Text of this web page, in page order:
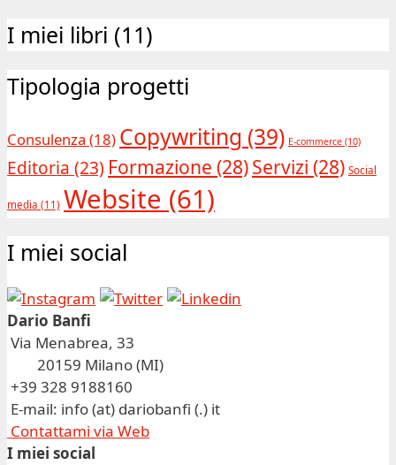
Archivio
I miei libri (11)
Tipologia progetti
Consulenza (18) Copywriting (39) E-commerce (10)
Editoria (23) Formazione (28)Servizi (28) Social
media (11) Website (61)
I miei social
Dario Banfi
Via Menabrea, 33
20159 Milano (MI)
+39 328 9188160
E-mail: info (at) dariobanfi (.) it
Contattami via Web
I miei social